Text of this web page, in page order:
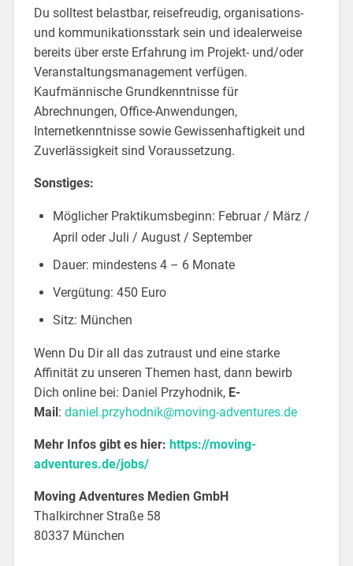
Du solltest belastbar, reisefreudig, organisations-
und kommunikationsstark sein und idealerweise
bereits über erste Erfahrung im Projekt- und/oder
Veranstaltungsmanagement verfügen.
Kaufmännische Grundkenntnisse für
Abrechnungen, Office-Anwendungen,
Internetkenntnisse sowie Gewissenhaftigkeit und
Zuverlässigkeit sind Voraussetzung.
Sonstiges:
Möglicher Praktikumsbeginn: Februar / März /
April oder Juli / August / September
Dauer: mindestens 4 – 6 Monate
Vergütung: 450 Euro
Sitz: München
Wenn Du Dir all das zutraust und eine starke
Affinität zu unseren Themen hast, dann bewirb
Dich online bei: Daniel Przyhodnik, E-
Mail: daniel.przyhodnik@moving-adventures.de
Mehr Infos gibt es hier: https://moving-
adventures.de/jobs/
Moving Adventures Medien GmbH
Thalkirchner Straße 58
80337 München